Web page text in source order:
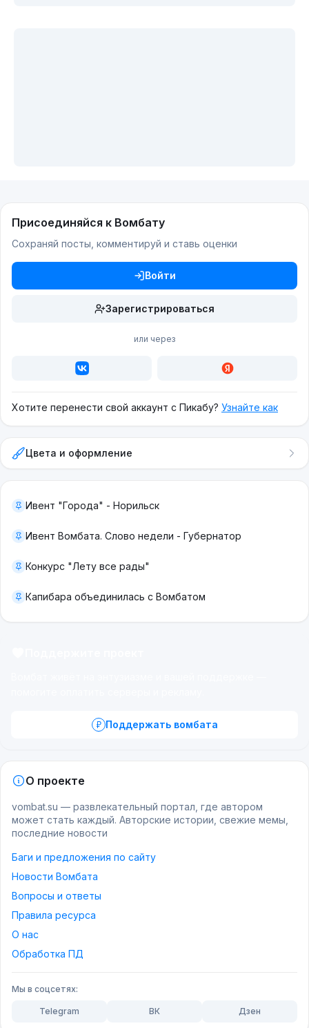
Присоединяйся к Вомбату
Сохраняй посты, комментируй и ставь оценки
Войти
Зарегистрироваться
или через
Хотите перенести свой аккаунт с Пикабу? Узнайте как
Цвета и оформление
Ивент "Города" - Норильск
Ивент Вомбата. Слово недели - Губернатор
Конкурс "Лету все рады"
Капибара объединилась с Вомбатом
Поддержать вомбата
О проекте
vombat.su — развлекательный портал, где автором
может стать каждый. Авторские истории, свежие мемы,
последние новости
Баги и предложения по сайту
Новости Вомбата
Вопросы и ответы
Правила ресурса
О нас
Обработка ПД
Мы в соцсетях:
Telegram ВК Дзен